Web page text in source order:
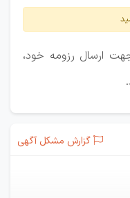
ارسال رزومه خود،
گزارش مشکل آگهی